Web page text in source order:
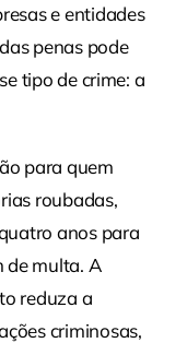
e entidades
penas pode
tipo de crime: a
para quem
roubadas,
anos para
de multa. A
reduza a
criminosas,